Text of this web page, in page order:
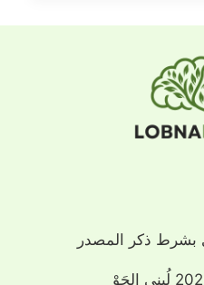
بشرط ذكر المصدر